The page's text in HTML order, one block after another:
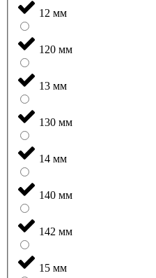
12 мм
120 мм
13 мм
130 мм
14 мм
140 мм
142 мм
15 мм